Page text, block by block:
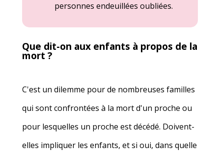
personnes endeuillées oubliées.
Que dit-on aux enfants à propos de la
mort ?
C'est un dilemme pour de nombreuses familles
qui sont confrontées à la mort d'un proche ou
pour lesquelles un proche est décédé. Doivent-
elles impliquer les enfants, et si oui, dans quelle